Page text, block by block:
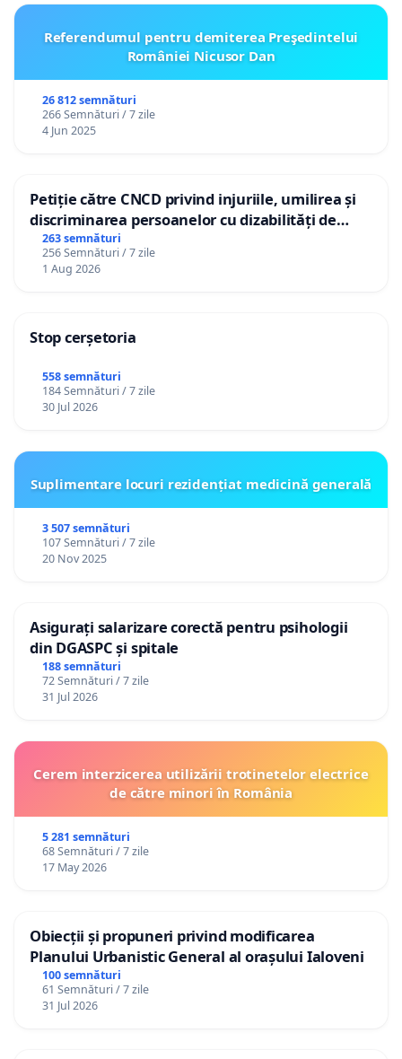
Referendumul pentru demiterea Preşedintelui
României Nicusor Dan
26 812 semnături
266 Semnături / 7 zile
4 Jun 2025
Petiție către CNCD privind injuriile, umilirea și
discriminarea persoanelor cu dizabilități de
către utilizatorul TikTok „Gorici”
263 semnături
256 Semnături / 7 zile
1 Aug 2026
Stop cerșetoria
558 semnături
184 Semnături / 7 zile
30 Jul 2026
Suplimentare locuri rezidențiat medicină generală
3 507 semnături
107 Semnături / 7 zile
20 Nov 2025
Asigurați salarizare corectă pentru psihologii
din DGASPC și spitale
188 semnături
72 Semnături / 7 zile
31 Jul 2026
Cerem interzicerea utilizării trotinetelor electrice
de către minori în România
5 281 semnături
68 Semnături / 7 zile
17 May 2026
Obiecții și propuneri privind modificarea
Planului Urbanistic General al orașului Ialoveni
100 semnături
61 Semnături / 7 zile
31 Jul 2026